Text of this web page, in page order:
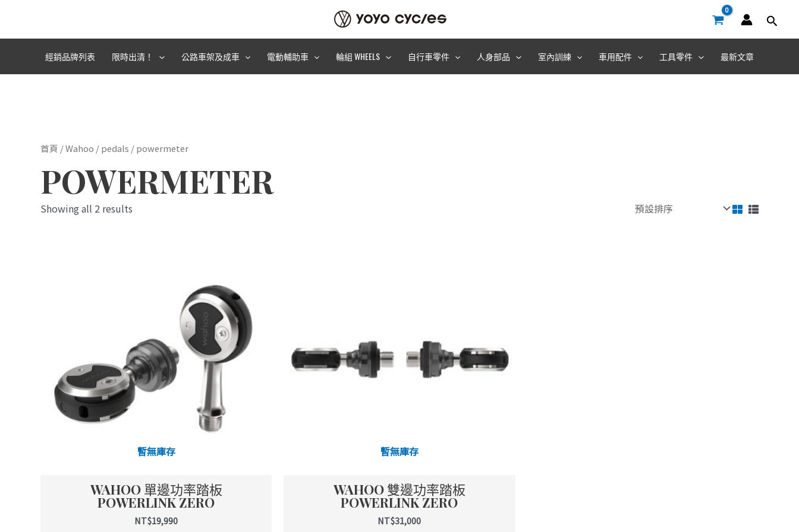
主
經銷品牌列表 限時出清！ 公路車架及成車 電動輔助車 輪組 WHEELS 自行車零件 人身部品 室內訓練 車用配件 工具零件 最新文章
首頁 /Wahoo /pedals / powermeter
POWERMETER
Showing all 2 results
暫無庫存
WAHOO 單邊功率踏板
POWERLINK ZERO
NT$19,990
暫無庫存
WAHOO 雙邊功率踏板
POWERLINK ZERO
NT$31,000